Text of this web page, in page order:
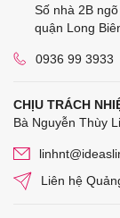
Số nhà 2B
quận Long
0936 99 3933
CHỊU TRÁCH
Bà Nguyễn Thùy
Liên hệ